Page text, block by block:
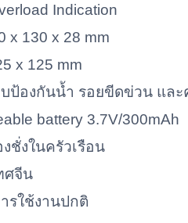
Indication
x 130 x 28 mm
x 125 mm
ป้องกันน้ำ รอยขีดข่วน แล
battery 3.7V/300mAh
ชั่งในครัวเรือน
ศจีน
รใช้งานปกติ